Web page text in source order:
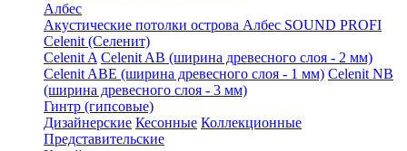
Албес
Акустические потолки острова Албес SOUND PROFI
Celenit (Селенит)
Celenit A Celenit AB (ширина древесного слоя - 2 мм)
Celenit ABE (ширина древесного слоя - 1 мм) Celenit NB
(ширина древесного слоя - 3 мм)
Гинтр (гипсовые)
Дизайнерские Кесонные Коллекционные
Представительские